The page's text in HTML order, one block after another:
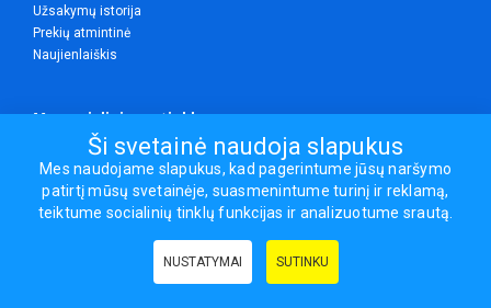
Užsakymų istorija
Prekių atmintinė
Naujienlaiškis
Mes socialiniuose tinkluose
Visos teisės saugomos.
Sporto ir laisvalaikio prekės, maisto papildai - erasportas.lt © 2026
Ši svetainė naudoja slapukus
Mes naudojame slapukus, kad pagerintume jūsų naršymo
patirtį mūsų svetainėje, suasmenintume turinį ir reklamą,
teiktume socialinių tinklų funkcijas ir analizuotume srautą.
NUSTATYMAI SUTINKU